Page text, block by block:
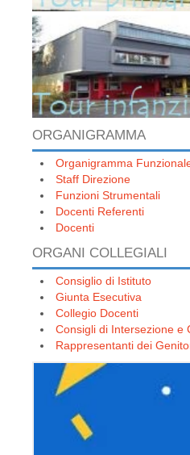
ORGANIGRAMMA
Organigramma
Staff Direzione
Funzioni Strumentali
Docenti Referenti
Docenti
ORGANI COLLEGIALI
Consiglio di Istituto
Giunta Esecutiva
Collegio Docenti
Consigli di Intersezione e
Rappresentanti dei